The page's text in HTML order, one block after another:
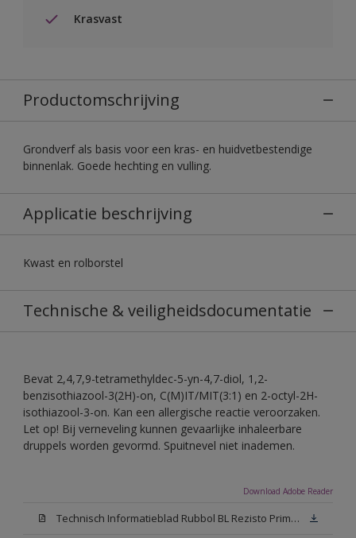
Krasvast
Productomschrijving
Grondverf als basis voor een kras- en huidvetbestendige
binnenlak. Goede hechting en vulling.
Applicatie beschrijving
Kwast en rolborstel
Technische & veiligheidsdocumentatie
Bevat 2,4,7,9-tetramethyldec-5-yn-4,7-diol, 1,2-
benzisothiazool-3(2H)-on, C(M)IT/MIT(3:1) en 2-octyl-2H-
isothiazool-3-on. Kan een allergische reactie veroorzaken.
Let op! Bij verneveling kunnen gevaarlijke inhaleerbare
druppels worden gevormd. Spuitnevel niet inademen.
Download Adobe Reader
Technisch Informatieblad Rubbol BL Rezisto Primer (New Livery) (PDF)